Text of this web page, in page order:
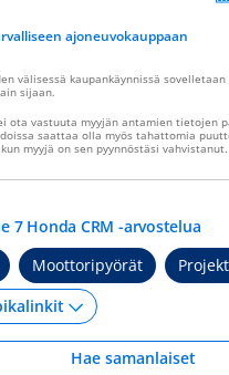
ajoneuvokauppaan
välisessä kaupankäynnissä sovelletaan
sijaan.
ota vastuuta myyjän antamien tietojen
saattaa olla myös tahattomia
myyjä on sen pyynnöstäsi vahvistanut.
7 Honda CRM -arvostelua
Moottoripyörät
Hae samanlaiset